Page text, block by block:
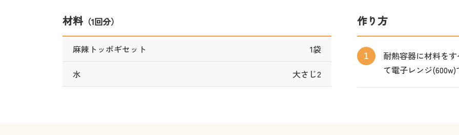
材料（1回分）
麻辣トッポギセット 1袋
水 大さじ2
作り方
1
耐熱容器に材料を
て電子レンジ